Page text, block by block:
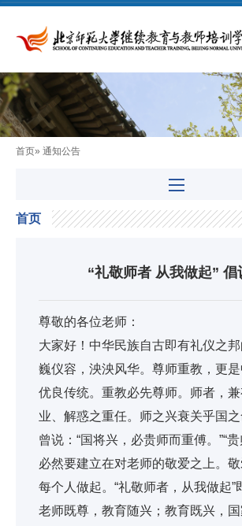
首页» 通知公告
首页
“礼敬师者 从我做起” 倡
尊敬的各位老师：
大家好！中华民族自古即有礼仪之
巍仪容，泱泱风华。尊师重教，更
优良传统。重教必先尊师。师者，
业、解惑之重任。师之兴衰关乎国
曾说：“国将兴，必贵师而重傅。”“贵
必然要建立在对老师的敬爱之上。
每个人做起。“礼敬师者，从我做起”
老师既尊，教育随兴；教育既兴，国